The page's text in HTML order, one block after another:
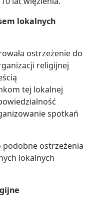
lokalnych
ostrzeżenie do
religijnej
tej lokalnej
spotkań
podobne ostrzeżenia
lokalnych